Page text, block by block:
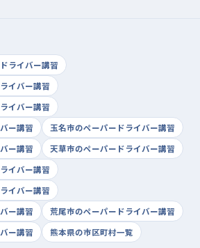
ライバー講習
イバー講習
イバー講習
ー講習
玉名市のペーパードライバー講習
ー講習
天草市のペーパードライバー講習
イバー講習
イバー講習
ー講習
荒尾市のペーパードライバー講習
ー講習
熊本県の市区町村一覧